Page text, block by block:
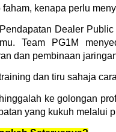
faham, kenapa perlu
Dealer
Team PG1M
dan pembinaan
dan tiru sahaja
ke golongan
yang kukuh melalui